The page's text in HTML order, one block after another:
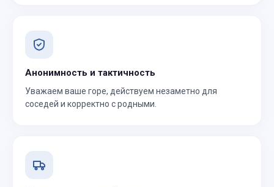
Анонимность и тактичность
Уважаем ваше горе, действуем незаметно для
соседей и корректно с родными.